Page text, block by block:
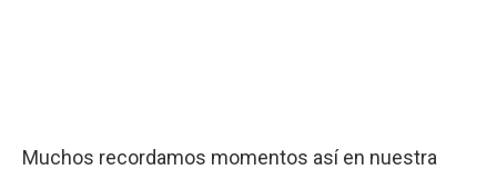
Muchos recordamos momentos así en nuestra